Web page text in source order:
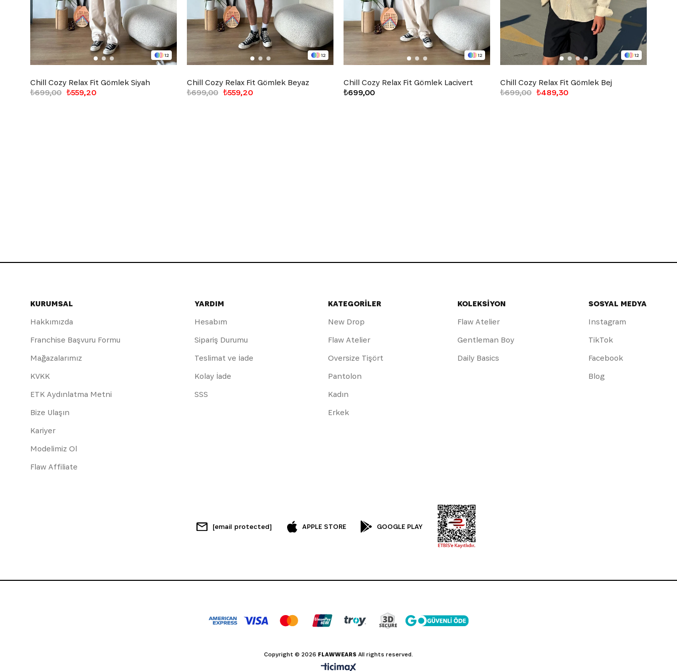
12
Chill Cozy Relax Fit Gömlek Siyah
₺559,20
₺699,00
12
Chill Cozy Relax Fit Gömlek Beyaz
₺559,20
₺699,00
12
Chill Cozy Relax Fit Gömlek Lacivert
₺699,00
12
Chill Cozy Relax Fit Gömlek Bej
₺489,30
₺699,00
KURUMSAL
Hakkımızda
Franchise Başvuru Formu
Mağazalarımız
KVKK
ETK Aydınlatma Metni
Bize Ulaşın
Kariyer
Modelimiz Ol
Flaw Affiliate
YARDIM
Hesabım
Sipariş Durumu
Teslimat ve İade
Kolay İade
SSS
KATEGORİLER
New Drop
Flaw Atelier
Oversize Tişört
Pantolon
Kadın
Erkek
KOLEKSİYON
Flaw Atelier
Gentleman Boy
Daily Basics
SOSYAL MEDYA
Instagram
TikTok
Facebook
Blog
[email protected] APPLE STORE GOOGLE PLAY
Copyright © 2026 FLAWWEARS All rights reserved.